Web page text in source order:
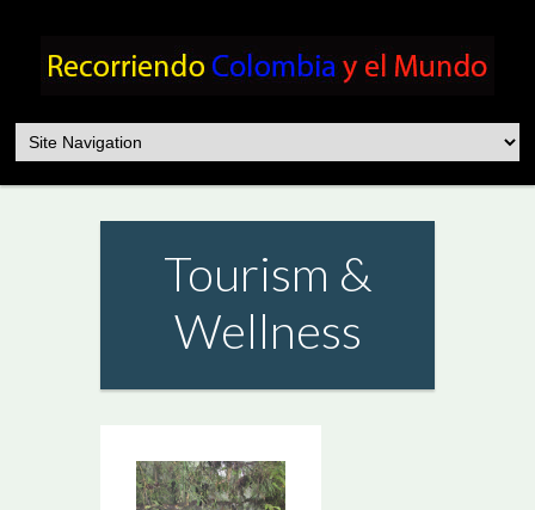
Tourism &
Wellness